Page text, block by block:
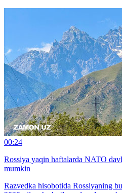
00:24
Rossiya yaqin haftalarda NATO
mumkin
Razvedka hisobotida Rossiyaning